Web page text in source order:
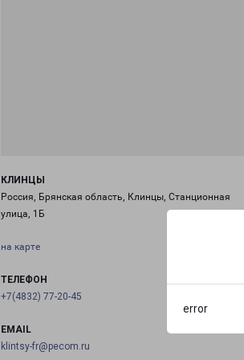
error
КЛИНЦЫ
Россия, Брянская область, Клинцы, Станционная
улица, 1Б
на карте
ТЕЛЕФОН
+7(4832) 77-20-45
EMAIL
klintsy-fr@pecom.ru